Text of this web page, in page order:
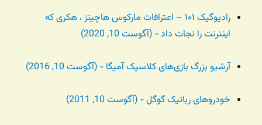
رادیوگیک ۱۰۱ – اعترافات مارکوس هاچینز ، هکری که
اینترنت را نجات داد - (آگوست 10, 2020)
آرشیو بزرگ بازی‌های کلاسیک آمیگا - (آگوست 10, 2016)
خودروهای رباتیک گوگل - (آگوست 10, 2011)